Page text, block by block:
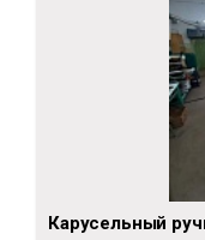
Карусельный